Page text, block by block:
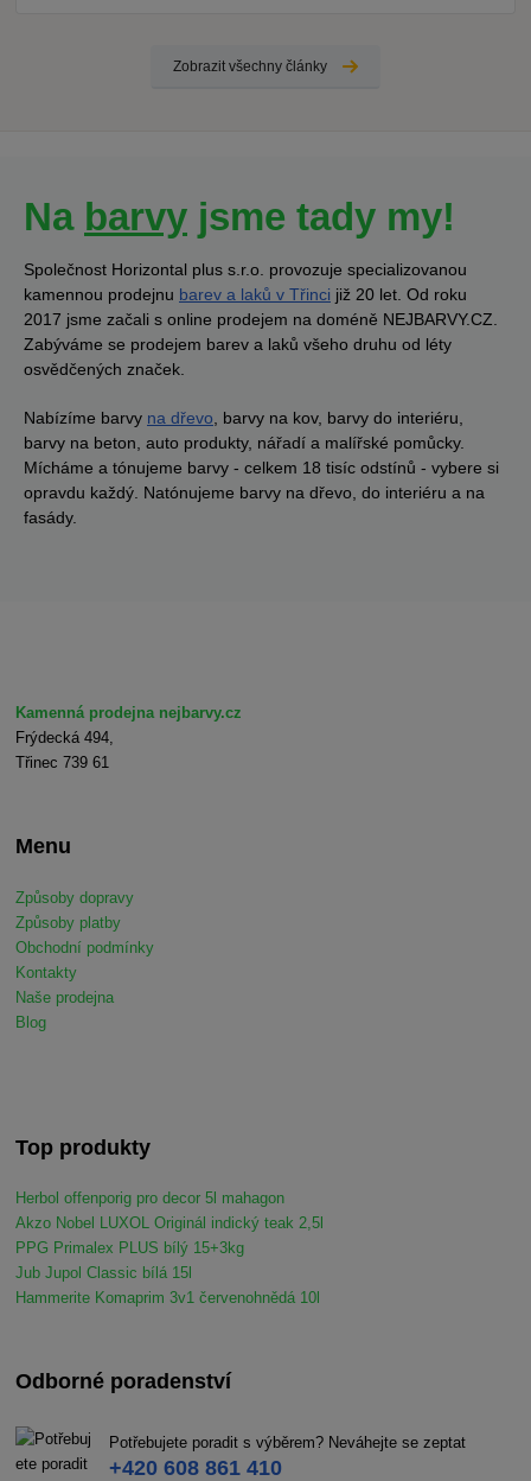
Zobrazit všechny články
Na barvy jsme tady my!
Společnost Horizontal plus s.r.o. provozuje specializovanou
kamennou prodejnu barev a laků v Třinci již 20 let. Od roku
2017 jsme začali s online prodejem na doméně NEJBARVY.CZ.
Zabýváme se prodejem barev a laků všeho druhu od léty
osvědčených značek.
Nabízíme barvy na dřevo , barvy na kov, barvy do interiéru,
barvy na beton, auto produkty, nářadí a malířské pomůcky.
Mícháme a tónujeme barvy - celkem 18 tisíc odstínů - vybere si
opravdu každý. Natónujeme barvy na dřevo, do interiéru a na
fasády.
Kamenná prodejna nejbarvy.cz
Frýdecká 494,
Třinec 739 61
Menu
Způsoby dopravy
Způsoby platby
Obchodní podmínky
Kontakty
Naše prodejna
Blog
Top produkty
Herbol offenporig pro decor 5l mahagon
Akzo Nobel LUXOL Originál indický teak 2,5l
PPG Primalex PLUS bílý 15+3kg
Jub Jupol Classic bílá 15l
Hammerite Komaprim 3v1 červenohnědá 10l
Odborné poradenství
Potřebujete poradit s výběrem? Neváhejte se zeptat
+420 608 861 410